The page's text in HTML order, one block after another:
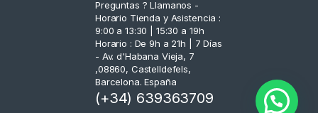
Preguntas ? Llamanos -
Horario Tienda y Asistencia :
9:00 a 13:30 | 15:30 a 19h
Horario : De 9h a 21h | 7 Días
- Av. d'Habana Vieja, 7
,08860, Castelldefels,
Barcelona. España
(+34) 639363709